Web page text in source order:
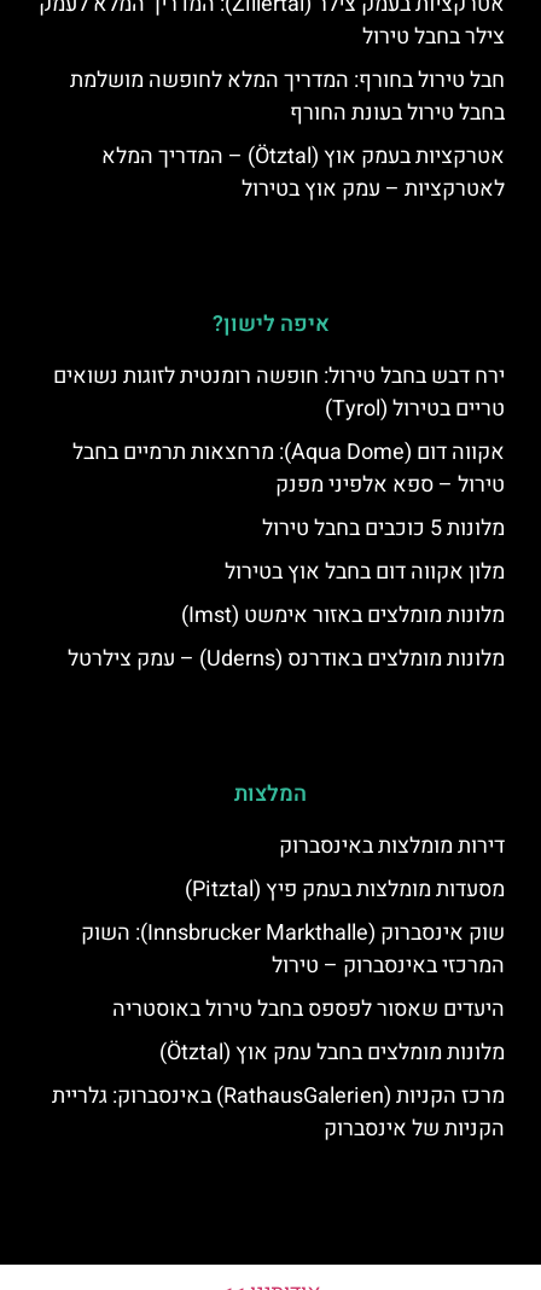
צילר בחבל טירול
חבל טירול בחורף: המדריך המלא לחופשה מושלמת
בחבל טירול בעונת החורף
אטרקציות בעמק אוץ (Ötztal) – המדריך המלא
לאטרקציות – עמק אוץ בטירול
איפה לישון?
ירח דבש בחבל טירול: חופשה רומנטית לזוגות נשואים
טריים בטירול (Tyrol)
אקווה דום (Aqua Dome): מרחצאות תרמיים בחבל
טירול – ספא אלפיני מפנק
מלונות 5 כוכבים בחבל טירול
מלון אקווה דום בחבל אוץ בטירול
מלונות מומלצים באזור אימשט (Imst)
מלונות מומלצים באודרנס (Uderns) – עמק צילרטל
המלצות
דירות מומלצות באינסברוק
מסעדות מומלצות בעמק פיץ (Pitztal)
שוק אינסברוק (Innsbrucker Markthalle): השוק
המרכזי באינסברוק – טירול
היעדים שאסור לפספס בחבל טירול באוסטריה
מלונות מומלצים בחבל עמק אוץ (Ötztal)
מרכז הקניות (RathausGalerien) באינסברוק: גלריית
הקניות של אינסברוק